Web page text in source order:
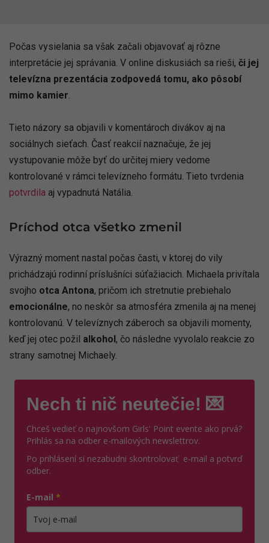
Počas vysielania sa však začali objavovať aj rôzne
interpretácie jej správania. V online diskusiách sa rieši, či jej
televízna prezentácia zodpovedá tomu, ako pôsobí
mimo kamier
Tieto názory sa objavili v komentároch divákov aj na
sociálnych sieťach. Časť reakcií naznačuje, že jej
vystupovanie môže byť do určitej miery vedome
kontrolované v rámci televízneho formátu. Tieto tvrdenia
potvrdila aj vypadnutá Natália.
Príchod otca všetko zmenil
Výrazný moment nastal počas časti, v ktorej do vily
prichádzajú rodinní príslušníci súťažiacich. Michaela privítala
svojho otca Antona, pričom ich stretnutie prebiehalo
emocionálne, no neskôr sa atmosféra zmenila aj na menej
kontrolovanú. V televíznych záberoch sa objavili momenty,
keď jej otec požil alkohol , čo následne vyvolalo reakcie zo
strany samotnej Michaely.
Nech ti nič neutečie! 💌
Chceš vedieť o najnovšom Girls' Point evente ako prvá?
Prihlás sa na odber e-mailových newslettrov.
Po prihlásení si nezabudni skontrolovať e-mail a potvrď
odber.
E-mail *